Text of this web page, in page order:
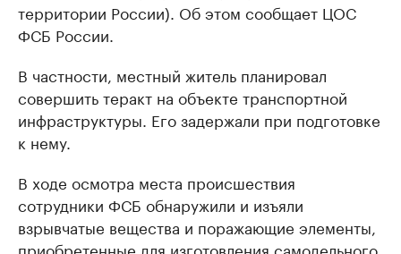
территории России). Об этом сообщает ЦОС
ФСБ России.
В частности, местный житель планировал
совершить теракт на объекте транспортной
инфраструктуры. Его задержали при подготовке
к нему.
В ходе осмотра места происшествия
сотрудники ФСБ обнаружили и изъяли
взрывчатые вещества и поражающие элементы,
приобретенные для изготовления самодельного